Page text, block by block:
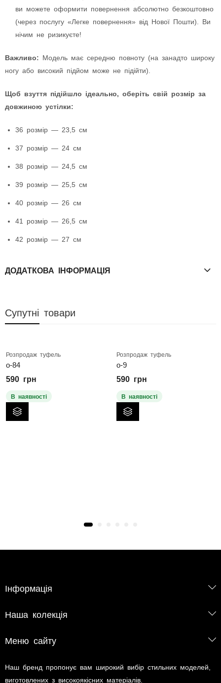
ви можете оформити повернення абсолютно безкоштовно
(через послугу «Легке повернення» від Нової Пошти). Ви
нічим не ризикуєте!
Важливо: Модель має середню повноту (на занадто широку
ногу або високий підйом може не підійти).
Щоб взуття підійшло ідеально, оберіть свій розмір за
довжиною устілки:
36 розмір — 23,5 см
37 розмір — 24 см
38 розмір — 24,5 см
39 розмір — 25,5 см
40 розмір — 26 см
41 розмір — 26,5 см
42 розмір — 27 см
ДОДАТКОВА ІНФОРМАЦІЯ
Супутні товари
Розпродаж туфель
о-84
590 грн
В наявності
Розпродаж туфель
о-9
590 грн
В наявності
Інформація
Наша колекція
Меню сайту
Наш бренд пропонує вам широкий вибір стильних моделей,
виготовлених з високоякісних матеріалів.